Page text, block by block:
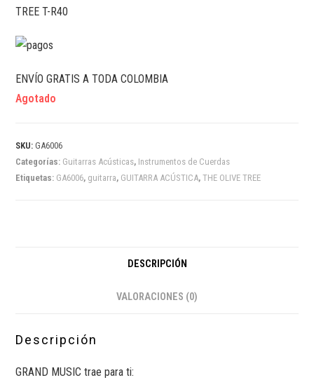
TREE T-R40
ENVÍO GRATIS A TODA COLOMBIA
Agotado
SKU:GA6006
Categorías: Guitarras Acústicas, Instrumentos de Cuerdas
Etiquetas: GA6006, guitarra, GUITARRA ACÚSTICA,THE OLIVE TREE
DESCRIPCIÓN
VALORACIONES (0)
Descripción
GRAND MUSIC trae para ti: